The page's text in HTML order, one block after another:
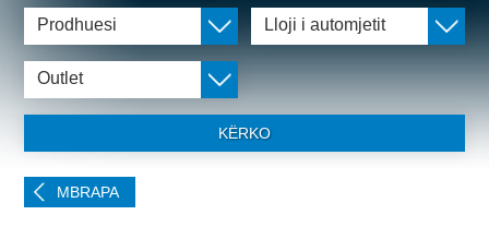
Prodhuesi Lloji i automjetit
Outlet
KËRKO
MBRAPA